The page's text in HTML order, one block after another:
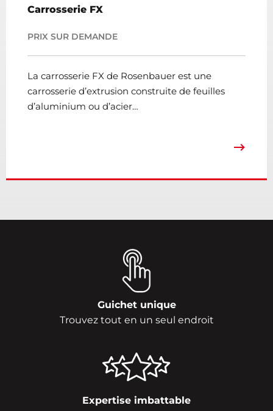
Carrosserie FX
PRIX SUR DEMANDE
La carrosserie FX de Rosenbauer est une
carrosserie d’extrusion construite de feuilles
d’aluminium ou d’acier…
Guichet unique
Trouvez tout en un seul endroit
Expertise imbattable